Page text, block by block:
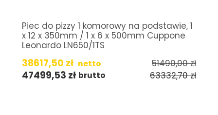
Piec do pizzy 1 komorowy na podstawie, 1
x 12 x 350mm / 1 x 6 x 500mm Cuppone
Leonardo LN650/1TS
38617,50 zł netto 51490,00zł
47499,53 zł brutto 63332,70zł